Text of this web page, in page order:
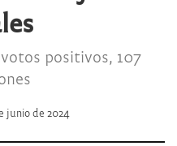
positivos, 107
junio de 2024